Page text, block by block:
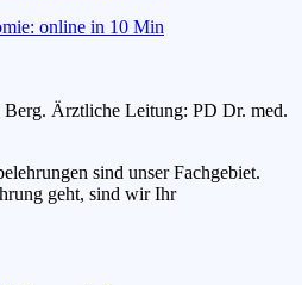
online in 10 Min
Ärztliche Leitung: PD Dr. med.
sind unser Fachgebiet.
geht, sind wir Ihr